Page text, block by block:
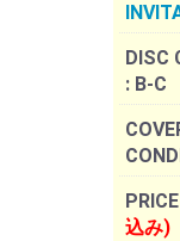
DISC
: B-C
込み)